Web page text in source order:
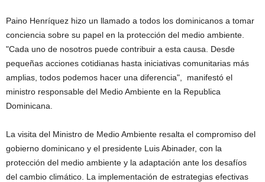
Paino Henríquez hizo un llamado a todos los dominicanos a tomar
conciencia sobre su papel en la protección del medio ambiente.
"Cada uno de nosotros puede contribuir a esta causa. Desde
pequeñas acciones cotidianas hasta iniciativas comunitarias más
amplias, todos podemos hacer una diferencia", manifestó el
ministro responsable del Medio Ambiente en la Republica
Dominicana.
La visita del Ministro de Medio Ambiente resalta el compromiso del
gobierno dominicano y el presidente Luis Abinader, con la
protección del medio ambiente y la adaptación ante los desafíos
del cambio climático. La implementación de estrategias efectivas